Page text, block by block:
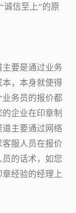
诚信至上”的原
要是通过业务
，本身就使得
务员的报价都
企业在印章制
主要通过网络
服人员在报价
的话术，如您
经验的经理上